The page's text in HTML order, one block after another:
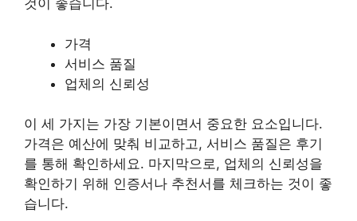
것이 좋습니다.
가격
서비스 품질
업체의 신뢰성
이 세 가지는 가장 기본이면서 중요한 요소입니다.
가격은 예산에 맞춰 비교하고, 서비스 품질은 후기
를 통해 확인하세요. 마지막으로, 업체의 신뢰성을
확인하기 위해 인증서나 추천서를 체크하는 것이 좋
습니다.